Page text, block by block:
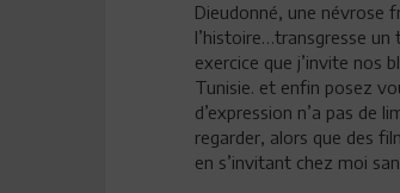
Dieudonné, une névrose
l’histoire…transgresse un
exercice que j’invite nos
Tunisie. et enfin posez
d’expression n’a pas de
regarder, alors que des
en s’invitant chez moi